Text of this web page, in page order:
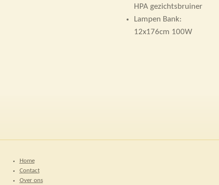
HPA gezichtsbruiner
Lampen Bank:
12x176cm 100W
Home
Contact
Over ons